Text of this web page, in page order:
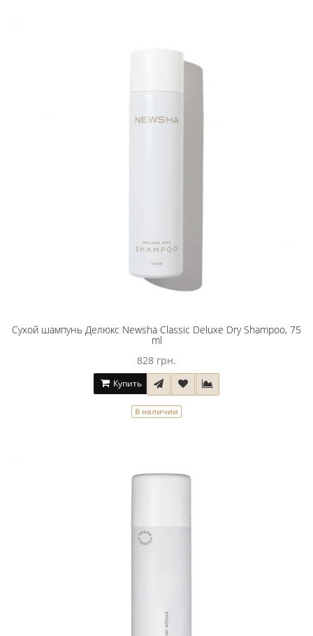
Сухой шампунь Делюкс Newsha Classic Deluxe Dry Shampoo, 75
ml
828 грн.
Купить
В наличии